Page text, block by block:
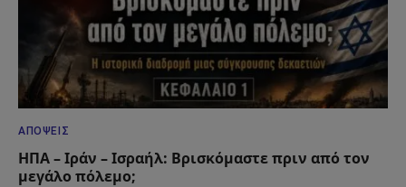
ΑΠΌΨΕΙΣ
ΗΠΑ – Ιράν – Ισραήλ: Βρισκόμαστε πριν από τον
μεγάλο πόλεμο;